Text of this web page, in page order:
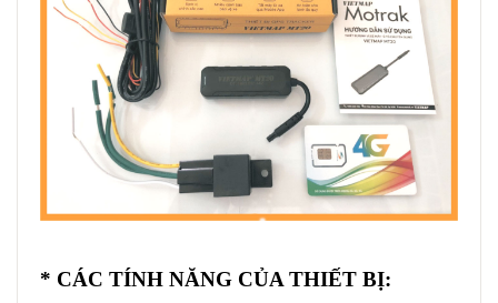
* CÁC TÍNH NĂNG CỦA THIẾT BỊ: